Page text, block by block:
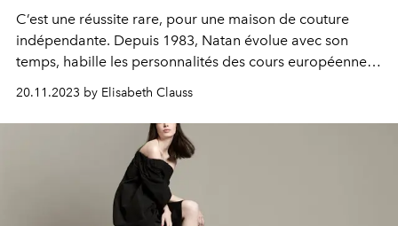
C’est une réussite rare, pour une maison de couture
indépendante. Depuis 1983, Natan évolue avec son
temps, habille les personnalités des cours européennes
comme les adeptes d’une mode intemporelle,
adaptable, impeccable. Édouard Vermeulen, que tout le
monde appelle "Monsieur" dans la maison, l’anime
comme une famille. En 40 souvenirs émouvants, drôles
ou étonnants, celles et ceux qui la portent avec passion
racontent ces petits événements qui font une vie.
20.11.2023 by Elisabeth Clauss